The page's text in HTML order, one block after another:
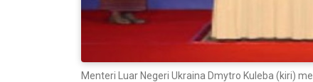
Menteri Luar Negeri Ukraina Dmytro Kuleba (kiri)